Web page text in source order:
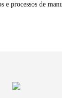
processos de